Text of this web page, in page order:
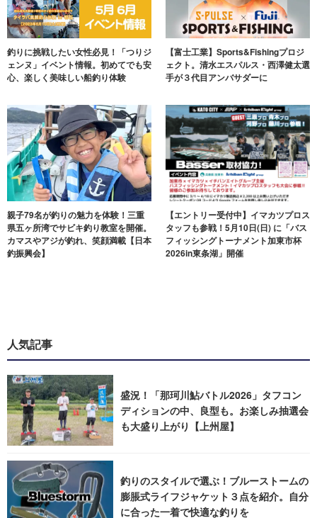
釣りに挑戦したい女性必見！「つりジ
ェンヌ」イベント情報。初めてでも安
心、楽しく美味しい船釣り体験
【富士工業】Sports&Fishingプロジ
ェクト。清水エスパルス・西澤健太選
手が３代目アンバサダーに
親子79名が釣りの魅力を体験！三重
県五ヶ所湾でサビキ釣り教室を開催。
カマスやアジが釣れ、笑顔満載【日本
釣振興会】
【エントリー受付中】イマカツプロス
タッフも参戦！5月10日(日) に「バス
フィッシングトーナメント加東市杯
2026in東条湖」開催
人気記事
盛況！「那珂川鮎バトル2026」タフコン
ディションの中、良型も。お楽しみ抽選会
も大盛り上がり【上州屋】
釣りのスタイルで選ぶ！ブルーストームの
膨脹式ライフジャケット３点を紹介。自分
に合った一着で快適な釣りを